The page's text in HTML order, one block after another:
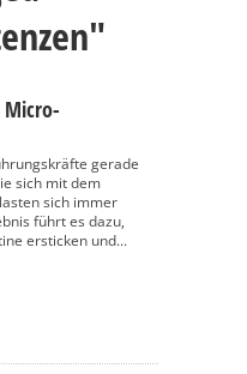
Micro-
gerade
sich mit dem
sich immer
führt es dazu,
ersticken und...